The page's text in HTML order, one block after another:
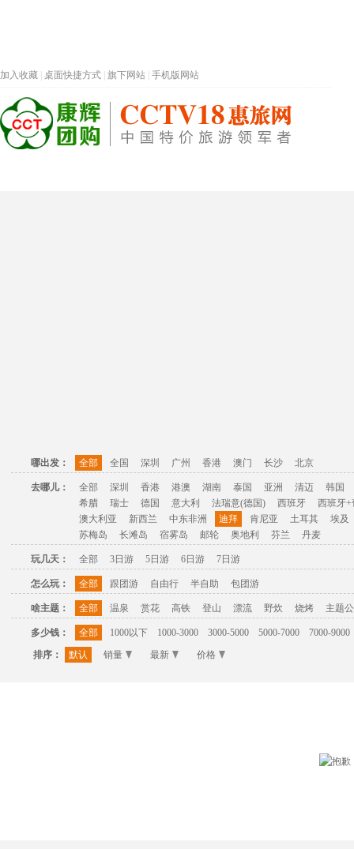
加入收藏 桌面快捷方式 旗下网站 手机版网站
哪出发： 全部 全国 深圳 广州 香港 澳门 长沙 北京
去哪儿： 全部 深圳 香港 港澳 湖南 泰国 亚洲 清迈
韩国
希腊
瑞士 德国 意大利 法瑞意(德国) 西班牙
西班牙+
澳大利亚
新西兰 中东非洲 迪拜 肯尼亚 土耳其
埃及
苏梅岛
长滩岛 宿雾岛 邮轮 奥地利 芬兰 丹麦
玩几天： 全部 3日游 5日游 6日游 7日游
怎么玩： 全部 跟团游 自由行 半自助 包团游
啥主题： 全部 温泉 赏花 高铁 登山 漂流 野炊 烧烤 主题
多少钱： 全部 1000以下 1000-3000 3000-5000 5000-7000
7000-9000
排序：
默认 销量 最新 价格